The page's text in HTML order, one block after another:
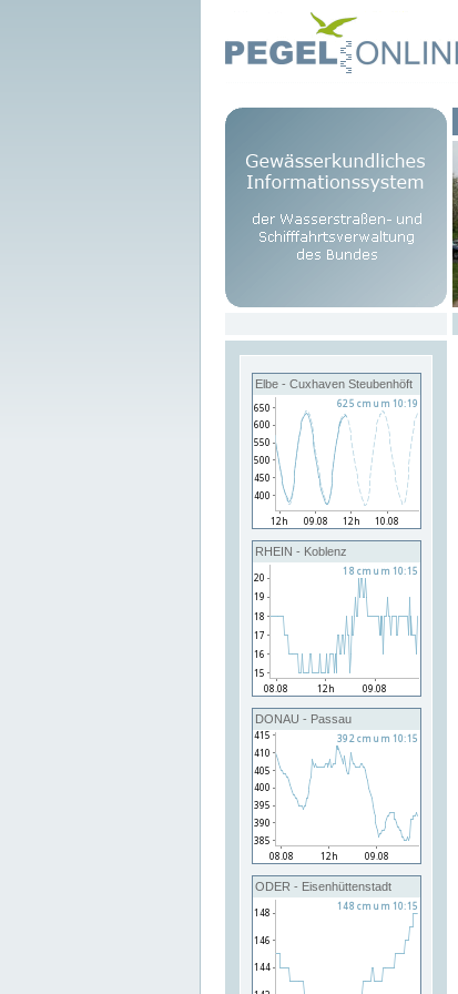
Elbe - Cuxhaven Steubenhöft
RHEIN - Koblenz
DONAU - Passau
ODER - Eisenhüttenstadt